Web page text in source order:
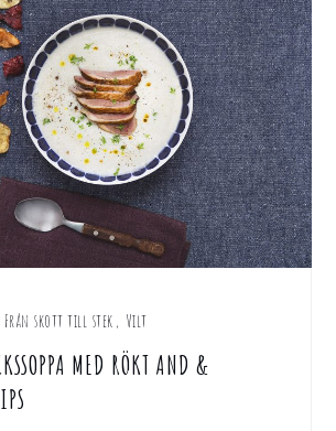
Från skott till stek , Vilt
MED RÖKT AND &